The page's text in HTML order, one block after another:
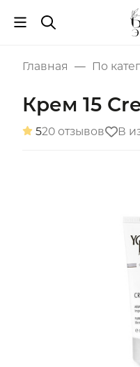
Главная По
Крем 15
520 отзывов В